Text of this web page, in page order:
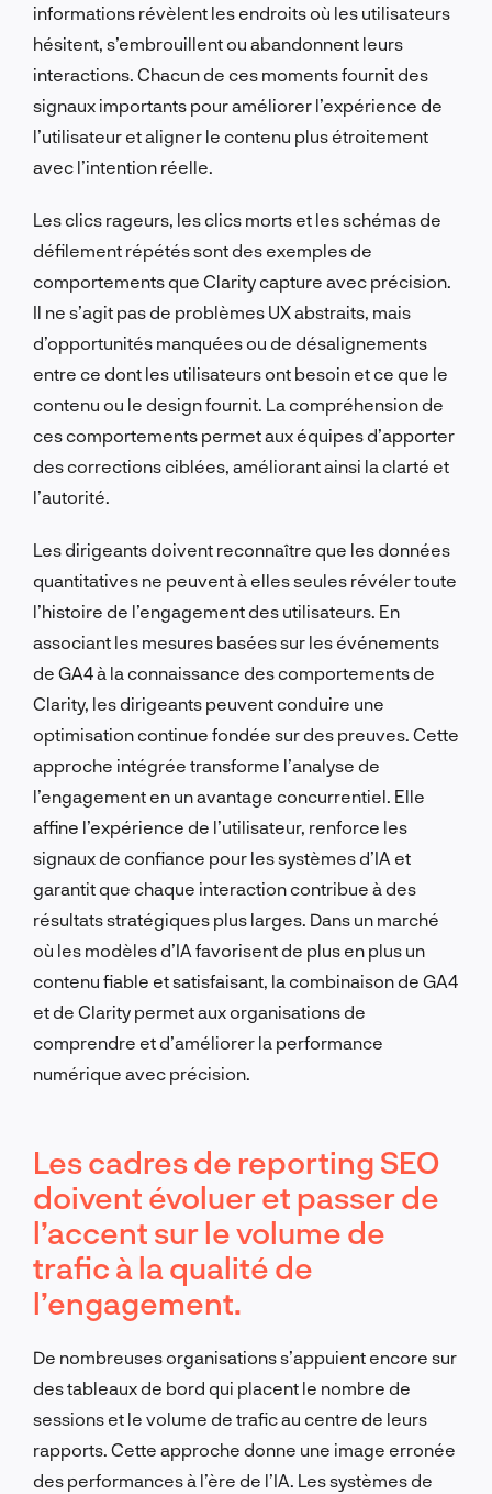
informations révèlent les endroits où les utilisateurs
hésitent, s’embrouillent ou abandonnent leurs
interactions. Chacun de ces moments fournit des
signaux importants pour améliorer l’expérience de
l’utilisateur et aligner le contenu plus étroitement
avec l’intention réelle.
Les clics rageurs, les clics morts et les schémas de
défilement répétés sont des exemples de
comportements que Clarity capture avec précision.
Il ne s’agit pas de problèmes UX abstraits, mais
d’opportunités manquées ou de désalignements
entre ce dont les utilisateurs ont besoin et ce que le
contenu ou le design fournit. La compréhension de
ces comportements permet aux équipes d’apporter
des corrections ciblées, améliorant ainsi la clarté et
l’autorité.
Les dirigeants doivent reconnaître que les données
quantitatives ne peuvent à elles seules révéler toute
l’histoire de l’engagement des utilisateurs. En
associant les mesures basées sur les événements
de GA4 à la connaissance des comportements de
Clarity, les dirigeants peuvent conduire une
optimisation continue fondée sur des preuves. Cette
approche intégrée transforme l’analyse de
l’engagement en un avantage concurrentiel. Elle
affine l’expérience de l’utilisateur, renforce les
signaux de confiance pour les systèmes d’IA et
garantit que chaque interaction contribue à des
résultats stratégiques plus larges. Dans un marché
où les modèles d’IA favorisent de plus en plus un
contenu fiable et satisfaisant, la combinaison de GA4
et de Clarity permet aux organisations de
comprendre et d’améliorer la performance
numérique avec précision.
Les cadres de reporting SEO
doivent évoluer et passer de
l’accent sur le volume de
trafic à la qualité de
l’engagement.
De nombreuses organisations s’appuient encore sur
des tableaux de bord qui placent le nombre de
sessions et le volume de trafic au centre de leurs
rapports. Cette approche donne une image erronée
des performances à l’ère de l’IA. Les systèmes de